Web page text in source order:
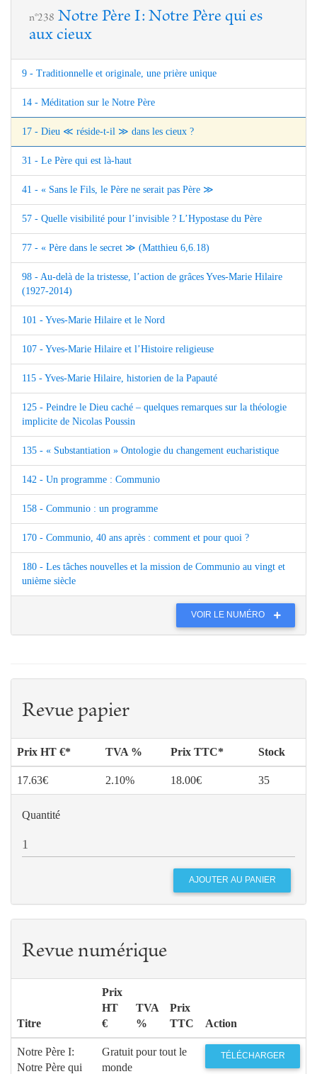
n°238 Notre Père I: Notre Père qui es
aux cieux
9 - Traditionnelle et originale, une prière unique
14 - Méditation sur le Notre Père
17 - Dieu ≪ réside-t-il ≫ dans les cieux ?
31 - Le Père qui est là-haut
41 - « Sans le Fils, le Père ne serait pas Père ≫
57 - Quelle visibilité pour l’invisible ? L’Hypostase du Père
77 - « Père dans le secret ≫ (Matthieu 6,6.18)
98 - Au-delà de la tristesse, l’action de grâces Yves-Marie Hilaire
(1927-2014)
101 - Yves-Marie Hilaire et le Nord
107 - Yves-Marie Hilaire et l’Histoire religieuse
115 - Yves-Marie Hilaire, historien de la Papauté
125 - Peindre le Dieu caché – quelques remarques sur la théologie
implicite de Nicolas Poussin
135 - « Substantiation » Ontologie du changement eucharistique
142 - Un programme : Communio
158 - Communio : un programme
170 - Communio, 40 ans après : comment et pour quoi ?
180 - Les tâches nouvelles et la mission de Communio au vingt et
unième siècle
VOIR LE NUMÉRO
Revue papier
Prix HT €* TVA % Prix TTC* Stock
17.63€ 2.10% 18.00€ 35
Quantité
Revue numérique
Titre
Prix
HT
€
TVA
%
Prix
TTC
Action
Notre Père I:
Notre Père qui
Gratuit pour tout le
monde
TÉLÉCHARGER